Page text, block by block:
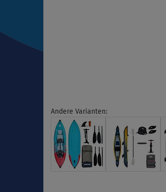
Andere Varianten: